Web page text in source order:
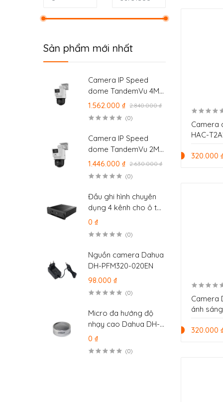
Sản phẩm mới nhất
Camera IP Speed
dome TandemVu 4Mp
Hikvision 2 Mắt
camera DS-
2SE2C400MWG-E/14
1.562.000 ₫ 2.840.000 ₫
(0)
Camera IP Speed
dome TandemVu 2Mp
Hikvision 2 Mắt
camera DS-
2SE2C200MWG-E/12
1.446.000 ₫ 2.630.000 ₫
(0)
Đầu ghi hình chuyên
dụng 4 kênh cho ô tô
Dahua MXVR4104-
GFWI
0 ₫
(0)
Nguồn camera Dahua
DH-PFM320-020EN
98.000 ₫
(0)
Micro đa hướng độ
nhạy cao Dahua DH-
HAP120
0 ₫
(0)
Camera
HAC-
320.000
Camera
ánh
IL-A-VN
320.000